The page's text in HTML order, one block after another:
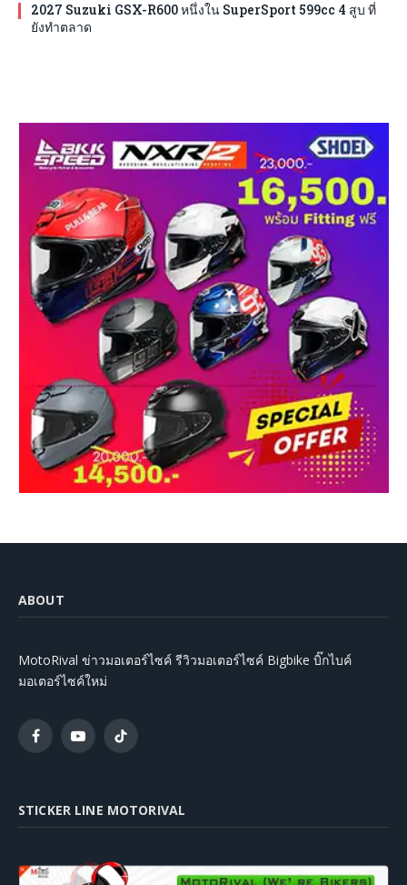
2027 Suzuki GSX-R600 หนึ่งใน SuperSport 599cc 4 สูบ ที่
ยังทำตลาด
ABOUT
MotoRival ข่าวมอเตอร์ไซค์ รีวิวมอเตอร์ไซค์ Bigbike บิ๊กไบค์
มอเตอร์ไซค์ใหม่
FacebookYouTubeTikTok
STICKER LINE MOTORIVAL